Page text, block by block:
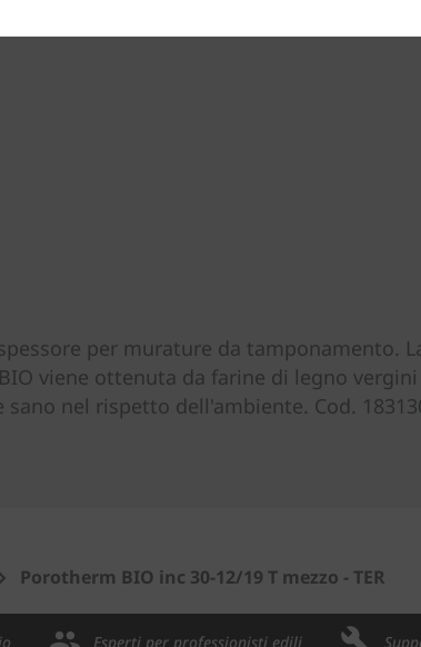
per murature da tamponamento.
viene ottenuta da farine di legno vergini
nel rispetto dell'ambiente. Cod.
Porotherm BIO inc 30-12/19 T mezzo - TER